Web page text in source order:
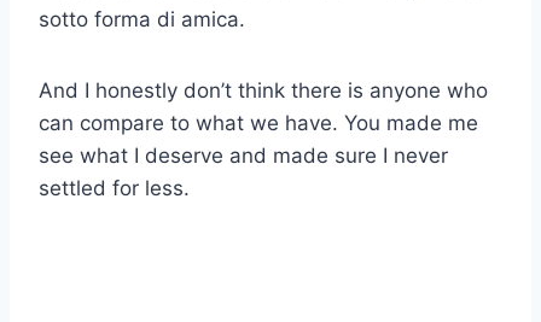
sotto forma di amica.
And I honestly don’t think there is anyone who
can compare to what we have. You made me
see what I deserve and made sure I never
settled for less.